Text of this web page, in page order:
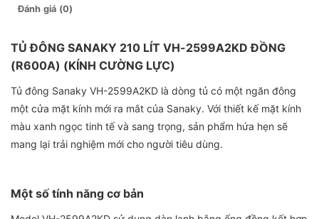
Đánh giá (0)
TỦ ĐÔNG SANAKY 210 LÍT VH-2599A2KD ĐỒNG
(R600A) (KÍNH CƯỜNG LỰC)
Tủ đông Sanaky VH-2599A2KD là dòng tủ có một ngăn đông
một cửa mặt kính mới ra mắt của Sanaky. Với thiết kế mặt kính
màu xanh ngọc tinh tế và sang trọng, sản phẩm hứa hẹn sẽ
mang lại trải nghiệm mới cho người tiêu dùng.
Một số tính năng cơ bản